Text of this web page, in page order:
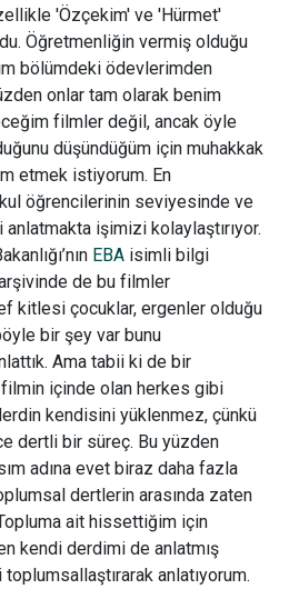
'Özçekim' ve 'Hürmet'
Öğretmenliğin vermiş olduğu
bölümdeki ödevlerimden
onlar tam olarak benim
filmler değil, ancak öyle
düşündüğüm için muhakkak
etmek istiyorum. En
öğrencilerinin seviyesinde ve
işimizi kolaylaştırıyor.
EBA isimli bilgi
de bu filmler
kitlesi çocuklar, ergenler olduğu
bir şey var bunu
Ama tabii ki de bir
içinde olan herkes gibi
kendisini yüklenmez, çünkü
dertli bir süreç. Bu yüzden
adına evet biraz daha fazla
dertlerin arasında zaten
ait hissettiğim için
kendi derdimi de anlatmış
anlatıyorum.